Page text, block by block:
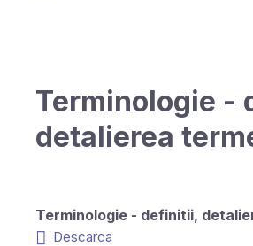
Terminologie -
detalierea
Terminologie - definitii,
Descarca